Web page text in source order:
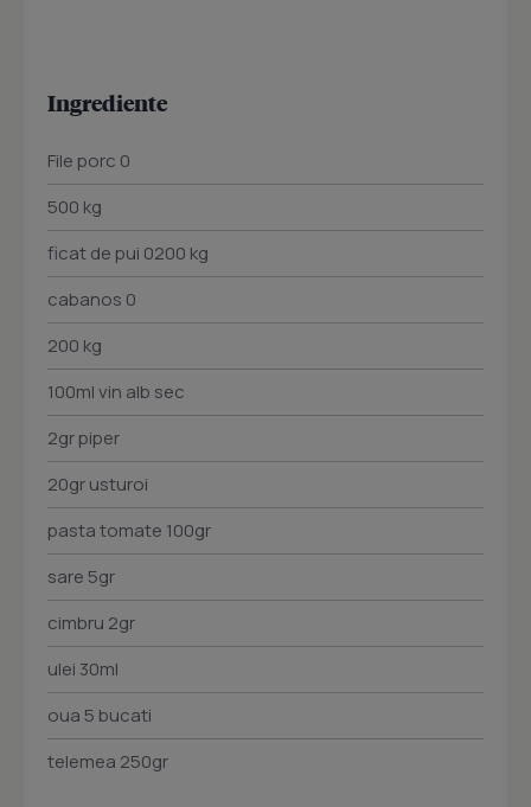
Ingrediente
File porc 0
500 kg
ficat de pui 0200 kg
cabanos 0
200 kg
100ml vin alb sec
2gr piper
20gr usturoi
pasta tomate 100gr
sare 5gr
cimbru 2gr
ulei 30ml
oua 5 bucati
telemea 250gr